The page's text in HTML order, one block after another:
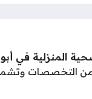
المنزلية في
من التخصصات